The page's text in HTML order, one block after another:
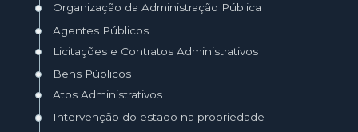
Organização da Administração Pública
Agentes Públicos
Licitações e Contratos Administrativos
Bens Públicos
Atos Administrativos
Intervenção do estado na propriedade